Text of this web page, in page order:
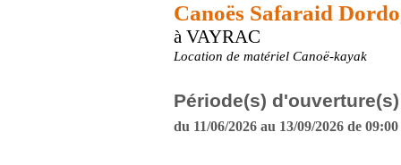
Canoës Safaraid
à VAYRAC
Location de matériel Canoë-kayak
Période(s) d'ouverture(s)
du 11/06/2026 au 13/09/2026 de